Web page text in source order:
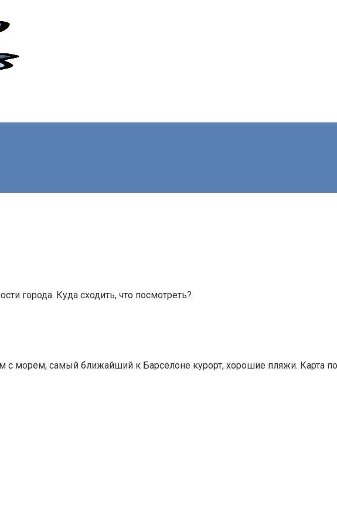
города. Куда сходить, что посмотреть?
с морем, самый ближайший к Барселоне курорт, хорошие пляжи. Карта